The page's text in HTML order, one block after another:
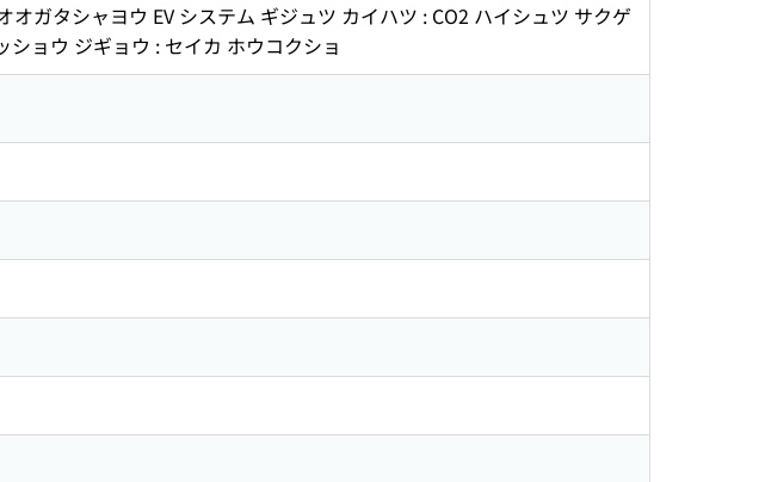
ガタシャヨウ EV システム ギジュツ カイハツ : CO2 ハイシュツ サクゲ
ョウ ジギョウ : セイカ ホウコクショ